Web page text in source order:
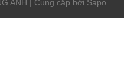
ANH | Cung cấp bởi Sapo